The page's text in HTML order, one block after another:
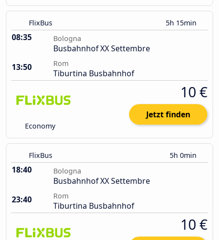
FlixBus 5h 15min
08:35 Bologna
Busbahnhof XX Settembre
13:50
Rom
Tiburtina Busbahnhof
Economy
10 €
Jetzt finden
FlixBus 5h 0min
18:40 Bologna
Busbahnhof XX Settembre
23:40
Rom
Tiburtina Busbahnhof
10 €